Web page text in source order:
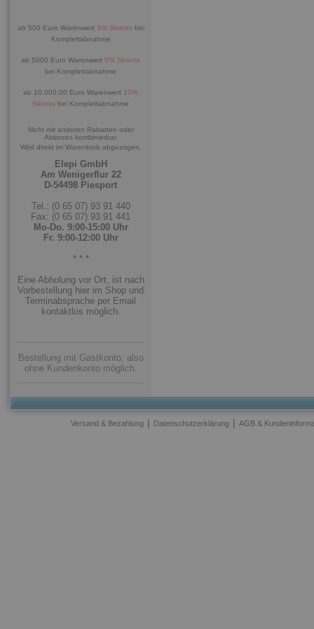
ab 500 Euro Warenwert 3% Skonto bei
Komplettabnahme
ab 5000 Euro Warenwert 5% Skonto
bei Komplettabnahme
ab 10.000,00 Euro Warenwert 10%
Skonto bei Komplettabnahme
Nicht mit anderen Rabatten oder
Aktionen kombinierbar.
Wird direkt im Warenkorb abgezogen.
Elepi GmbH
Am Wenigerflur 22
D-54498 Piesport
Tel.: (0 65 07) 93 91 440
Fax: (0 65 07) 93 91 441
Mo-Do. 9:00-15:00 Uhr
Fr. 9:00-12:00 Uhr
* * *
Eine Abholung vor Ort, ist nach
Vorbestellung hier im Shop und
Terminabsprache per Email
kontaktlos möglich.
Bestellung mit Gastkonto, also
ohne Kundenkonto möglich.
Versand & Bezahlung | Datenschutzerklärung | AGB &